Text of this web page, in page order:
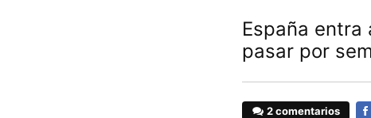
España
pasar por
2 comentarios